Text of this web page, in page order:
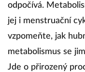
odpočívá.
jej i menstruační
vzpomeňte, jak
metabolismus se
Jde o přirozený